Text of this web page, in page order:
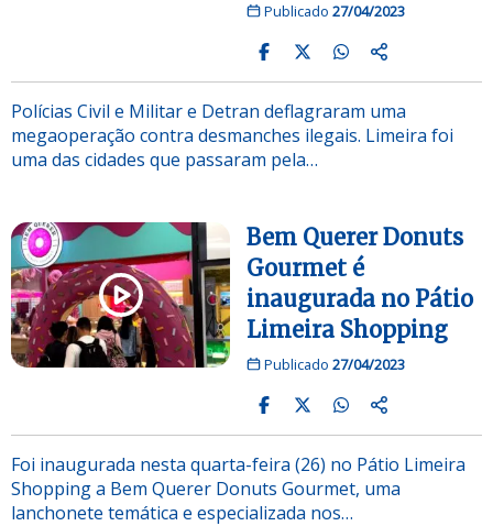
Publicado 27/04/2023
Polícias Civil e Militar e Detran deflagraram uma
megaoperação contra desmanches ilegais. Limeira foi
uma das cidades que passaram pela…
Bem Querer Donuts
Gourmet é
inaugurada no Pátio
Limeira Shopping
Publicado 27/04/2023
Foi inaugurada nesta quarta-feira (26) no Pátio Limeira
Shopping a Bem Querer Donuts Gourmet, uma
lanchonete temática e especializada nos…